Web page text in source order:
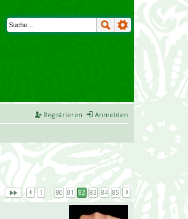
Anmelden
Registrieren
1 80 81 82 83 84 85